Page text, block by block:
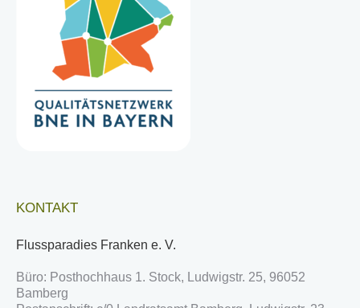
KONTAKT
Flussparadies Franken e. V.
Büro: Posthochhaus 1. Stock, Ludwigstr. 25, 96052
Bamberg